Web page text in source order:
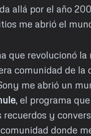
allá por el año
me abrió el
que revolucionó
comunidad de la
me abrió un
, el programa
recuerdos y
donde